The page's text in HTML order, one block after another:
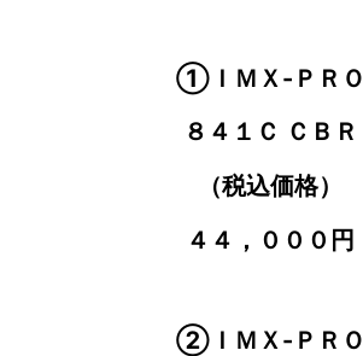
①ＩＭＸ-ＰＲＯ
８４１Ｃ ＣＢＲ
（税込価格）
４４，０００円
②ＩＭＸ-ＰＲＯ